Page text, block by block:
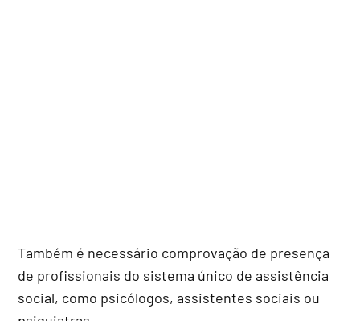
Também é necessário comprovação de presença
de profissionais do sistema único de assistência
social, como psicólogos, assistentes sociais ou